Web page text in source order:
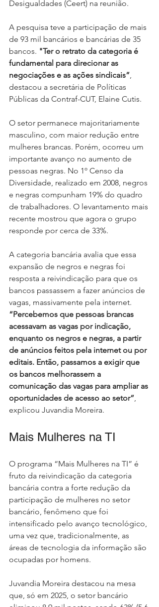
Desigualdades (Ceert) na reunião.
A pesquisa teve a participação de mais
de 93 mil bancários e bancárias de 35
bancos. "Ter o retrato da categoria é
fundamental para direcionar as
negociações e as ações sindicais”,
destacou a secretária de Políticas
Públicas da Contraf-CUT, Elaine Cutis.
O setor permanece majoritariamente
masculino, com maior redução entre
mulheres brancas. Porém, ocorreu um
importante avanço no aumento de
pessoas negras. No 1º Censo da
Diversidade, realizado em 2008, negros
e negras compunham 19% do quadro
de trabalhadores. O levantamento mais
recente mostrou que agora o grupo
responde por cerca de 33%.
A categoria bancária avalia que essa
expansão de negros e negras foi
resposta a reivindicação para que os
bancos passassem a fazer anúncios de
vagas, massivamente pela internet.
“Percebemos que pessoas brancas
acessavam as vagas por indicação,
enquanto os negros e negras, a partir
de anúncios feitos pela internet ou por
editais. Então, passamos a exigir que
os bancos melhorassem a
comunicação das vagas para ampliar as
oportunidades de acesso ao setor”,
explicou Juvandia Moreira.
Mais Mulheres na TI
O programa “Mais Mulheres na TI” é
fruto da reivindicação da categoria
bancária contra a forte redução da
participação de mulheres no setor
bancário, fenômeno que foi
intensificado pelo avanço tecnológico,
uma vez que, tradicionalmente, as
áreas de tecnologia da informação são
ocupadas por homens.
Juvandia Moreira destacou na mesa
que, só em 2025, o setor bancário